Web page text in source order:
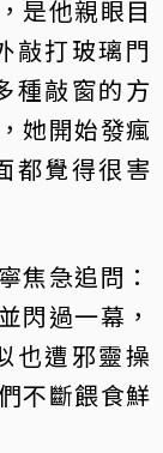
是他親眼目
敲打玻璃門
種敲窗的方
她開始發瘋
都覺得很害
焦急追問：
閃過一幕，
也遭邪靈操
不斷餵食鮮